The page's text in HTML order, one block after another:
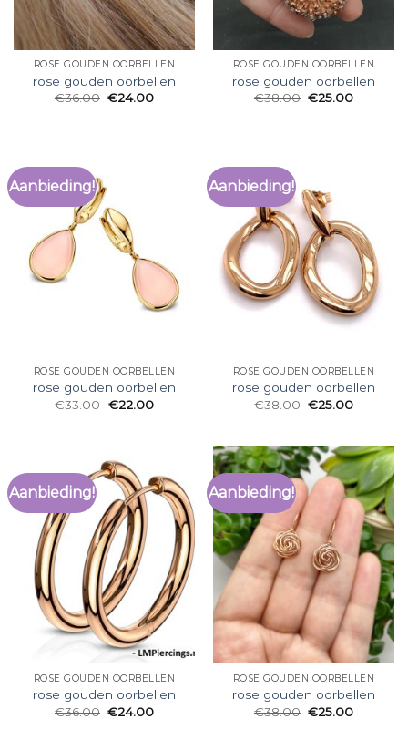
ROSE GOUDEN OORBELLEN
rose gouden oorbellen
€36.00 €24.00
ROSE GOUDEN OORBELLEN
rose gouden oorbellen
€38.00 €25.00
Aanbieding!
ROSE GOUDEN OORBELLEN
rose gouden oorbellen
€33.00 €22.00
Aanbieding!
ROSE GOUDEN OORBELLEN
rose gouden oorbellen
€38.00 €25.00
Aanbieding!
ROSE GOUDEN OORBELLEN
rose gouden oorbellen
€36.00 €24.00
Aanbieding!
ROSE GOUDEN OORBELLEN
rose gouden oorbellen
€38.00 €25.00